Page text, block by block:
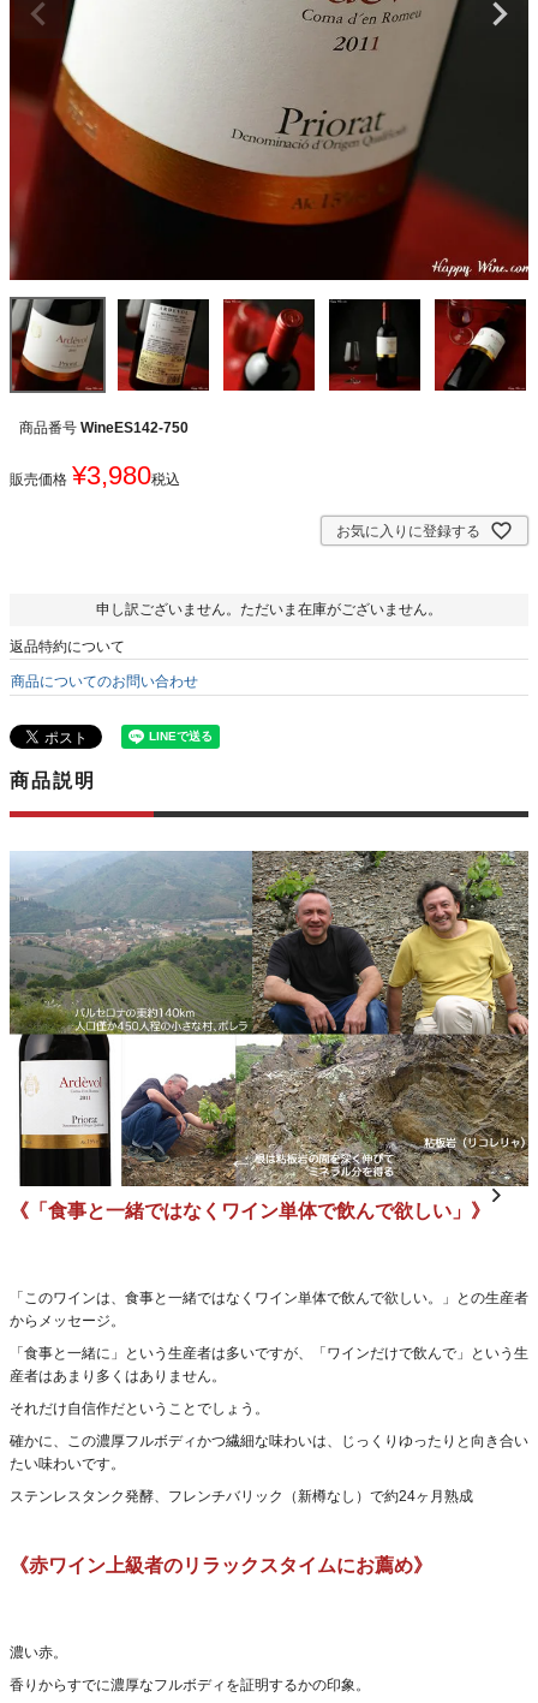
商品番号 WineES142-750
販売価格 ¥3,980税込
お気に入りに登録する
申し訳ございません。ただいま在庫がございません。
返品特約について
商品についてのお問い合わせ
商品説明
《「食事と一緒ではなくワイン単体で飲んで欲しい」》
「このワインは、食事と一緒ではなくワイン単体で飲んで欲しい。」との生産者
からメッセージ。
「食事と一緒に」という生産者は多いですが、「ワインだけで飲んで」という生
産者はあまり多くはありません。
それだけ自信作だということでしょう。
確かに、この濃厚フルボディかつ繊細な味わいは、じっくりゆったりと向き合い
たい味わいです。
ステンレスタンク発酵、フレンチバリック（新樽なし）で約24ヶ月熟成
《赤ワイン上級者のリラックスタイムにお薦め》
濃い赤。
香りからすでに濃厚なフルボディを証明するかの印象。